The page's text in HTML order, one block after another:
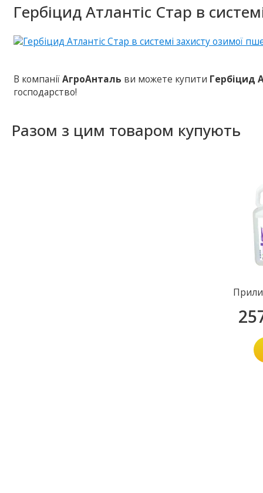
Гербіцид Атлантіс Стар в
В компаніїАгроАнталь ви можете купити Гербіцид
господарство!
Разом з цим товаром купують